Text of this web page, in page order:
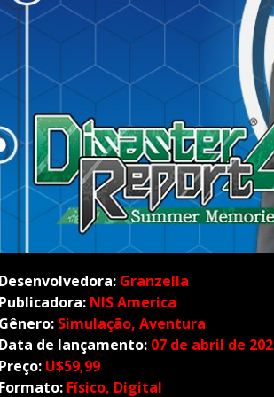
Desenvolvedora: Granzella
Publicadora: NIS America
Gênero: Simulação, Aventura
Data de lançamento: 07 de abril de
Preço: U$59,99
Formato: Físico, Digital